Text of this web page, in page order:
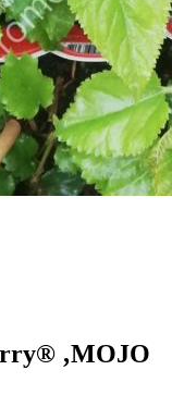
‚MOJO